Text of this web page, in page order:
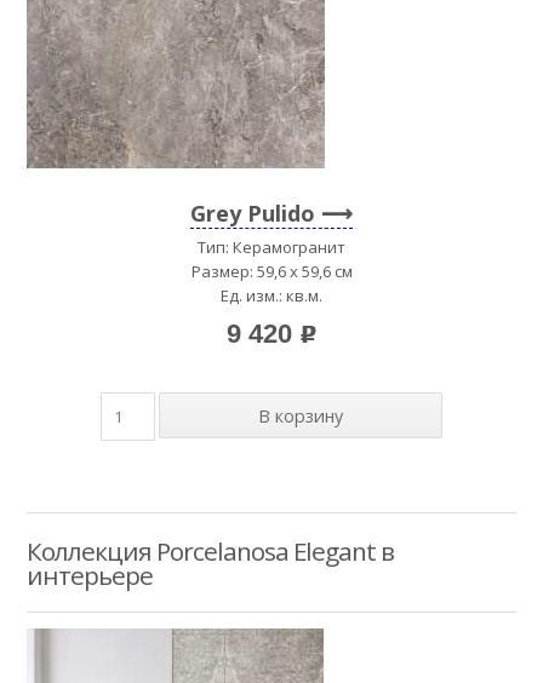
Grey Pulido
Тип: Керамогранит
Размер: 59,6 x 59,6 см
Ед. изм.: кв.м.
9 420 p
Коллекция Porcelanosa Elegant в
интерьере